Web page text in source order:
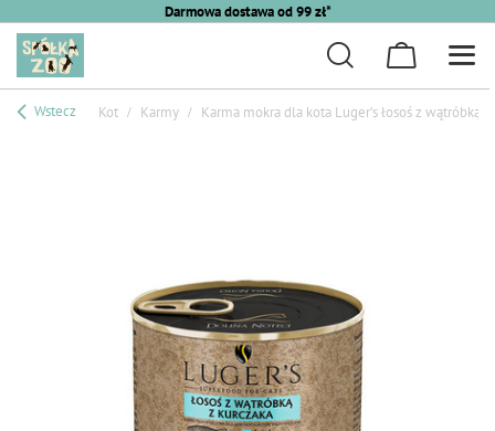
Darmowa dostawa od 99 zł*
Wstecz Kot Karmy Karma mokra dla kota Luger’s łosoś z wątróbką